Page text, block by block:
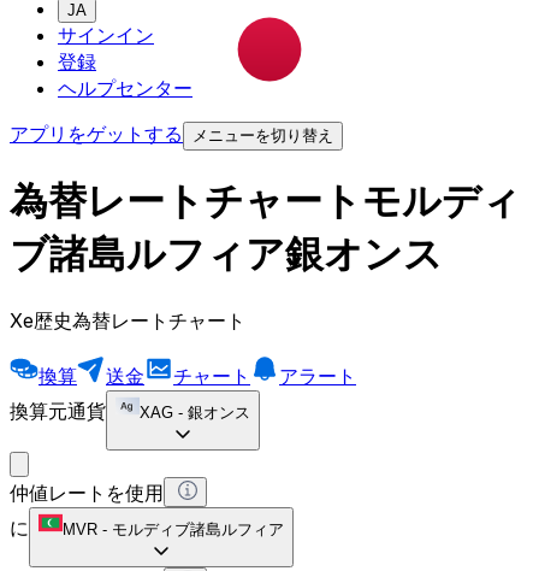
JA
サインイン
登録
ヘルプセンター
アプリをゲットする
メニューを切り替え
為替レートチャートモルディ
ブ諸島ルフィア銀オンス
Xe歴史為替レートチャート
換算 送金 チャート
アラート
換算元通貨
XAG - 銀オンス
仲値レートを使用
に
MVR - モルディブ諸島ルフィア